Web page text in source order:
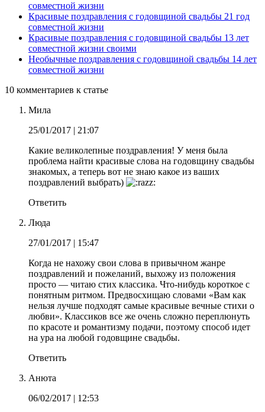
совместной жизни
Красивые поздравления с годовщиной свадьбы 21 год
совместной жизни
Красивые поздравления с годовщиной свадьбы 13 лет
совместной жизни своими
Необычные поздравления с годовщиной свадьбы 14 лет
совместной жизни
10 комментариев к статье
Мила
25/01/2017 | 21:07
Какие великолепные поздравления! У меня была
проблема найти красивые слова на годовщину свадьбы
знакомых, а теперь вот не знаю какое из ваших
поздравлений выбрать)
Ответить
Люда
27/01/2017 | 15:47
Когда не нахожу свои слова в привычном жанре
поздравлений и пожеланий, выхожу из положения
просто — читаю стих классика. Что-нибудь короткое с
понятным ритмом. Предвосхищаю словами «Вам как
нельзя лучше подходят самые красивые вечные стихи о
любви». Классиков все же очень сложно переплюнуть
по красоте и романтизму подачи, поэтому способ идет
на ура на любой годовщине свадьбы.
Ответить
Анюта
06/02/2017 | 12:53